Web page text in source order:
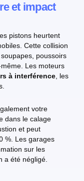
et impact
pistons heurtent
Cette collision
poussoirs
Les moteurs
à interférence , les
votre
dans le calage
et peut
%. Les garages
sur les
a été négligé.